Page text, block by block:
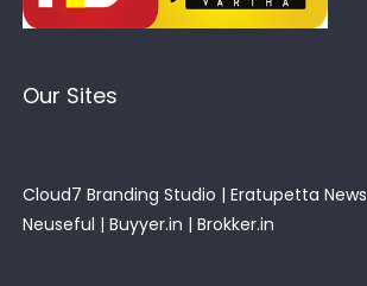
Our Sites
Cloud7 Branding Studio | Eratupetta News
Neuseful | Buyyer.in | Brokker.in